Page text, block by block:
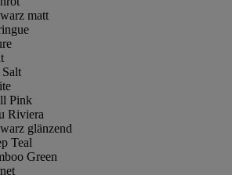
matt
Salt
Pink
Riviera
glänzend
Teal
Green